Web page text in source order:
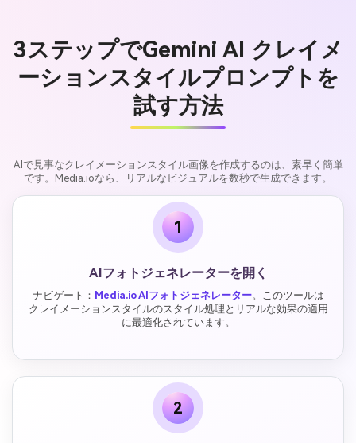
3ステップでGemini AI クレイメ
ーションスタイルプロンプトを
試す方法
AIで見事なクレイメーションスタイル画像を作成するのは、素早く簡単
です。Media.ioなら、リアルなビジュアルを数秒で生成できます。
1
AIフォトジェネレーターを開く
ナビゲート： Media.io AIフォトジェネレーター。このツールは
クレイメーションスタイルのスタイル処理とリアルな効果の適用
に最適化されています。
2